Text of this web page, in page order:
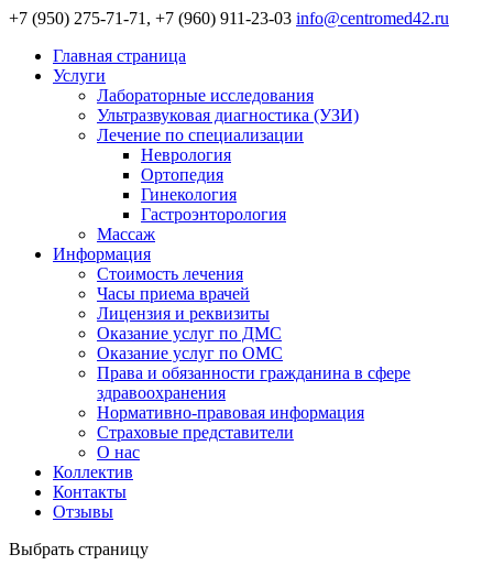
+7 (950) 275-71-71, +7 (960) 911-23-03 info@centromed42.ru
Главная страница
Услуги
Лабораторные исследования
Ультразвуковая диагностика (УЗИ)
Лечение по специализации
Неврология
Ортопедия
Гинекология
Гастроэнторология
Массаж
Информация
Стоимость лечения
Часы приема врачей
Лицензия и реквизиты
Оказание услуг по ДМС
Оказание услуг по ОМС
Права и обязанности гражданина в сфере
здравоохранения
Нормативно-правовая информация
Страховые представители
О нас
Коллектив
Контакты
Отзывы
Выбрать страницу